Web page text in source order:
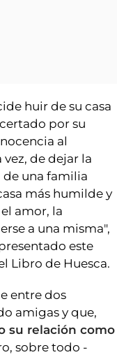
huir de su casa
por su
al
de dejar la
una familia
más humilde y
amor, la
a una misma",
este
Libro de Huesca.
entre dos
amigas y que,
su relación como
sobre todo -